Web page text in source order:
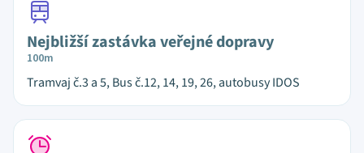
Nejbližší zastávka veřejné dopravy
100m
Tramvaj č.3 a 5, Bus č.12, 14, 19, 26, autobusy IDOS